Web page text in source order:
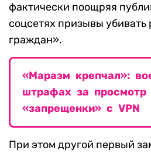
фактически поощряя
соцсетях призывы убивать
граждан».
«Маразм крепчал»:
штрафах за
«запрещенки» с VPN
При этом другой первый